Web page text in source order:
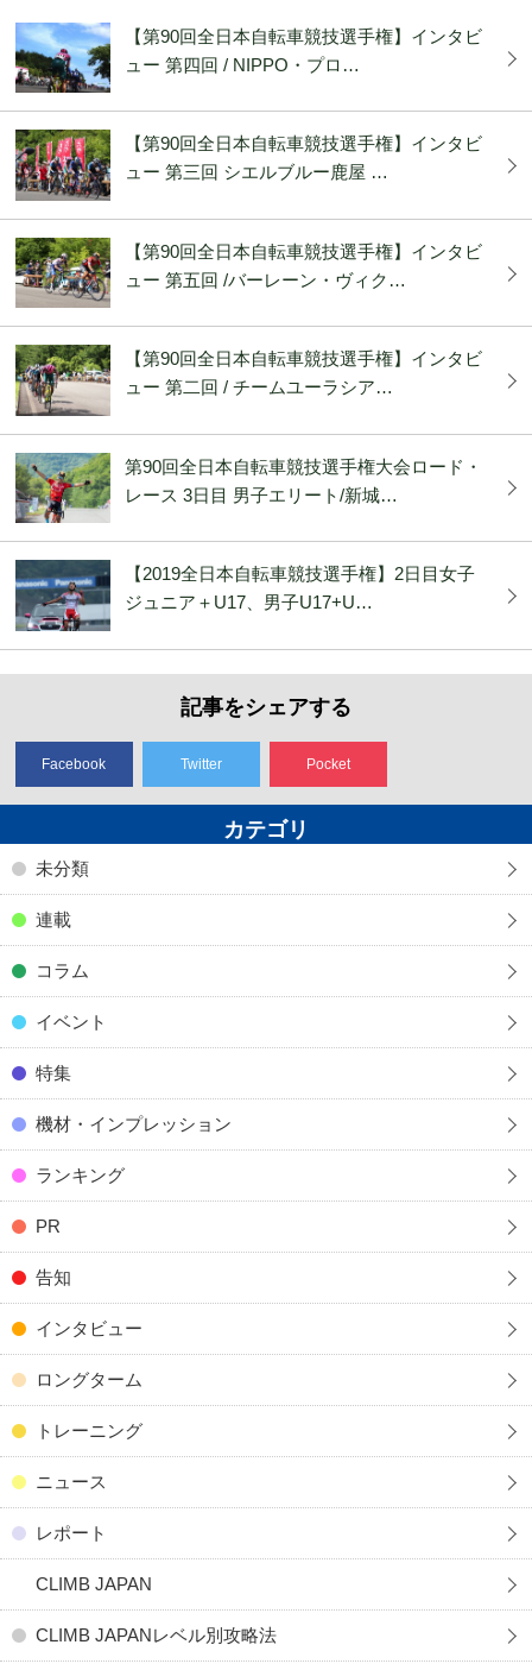
【第90回全日本自転車競技選手権】インタビ
ュー 第四回 / NIPPO・プロ…
【第90回全日本自転車競技選手権】インタビ
ュー 第三回 シエルブルー鹿屋 …
【第90回全日本自転車競技選手権】インタビ
ュー 第五回 /バーレーン・ヴィク…
【第90回全日本自転車競技選手権】インタビ
ュー 第二回 / チームユーラシア…
第90回全日本自転車競技選手権大会ロード・
レース 3日目 男子エリート/新城…
【2019全日本自転車競技選手権】2日目女子
ジュニア＋U17、男子U17+U…
記事をシェアする
Facebook Twitter Pocket
カテゴリ
未分類
連載
コラム
イベント
特集
機材・インプレッション
ランキング
PR
告知
インタビュー
ロングターム
トレーニング
ニュース
レポート
CLIMB JAPAN
CLIMB JAPANレベル別攻略法